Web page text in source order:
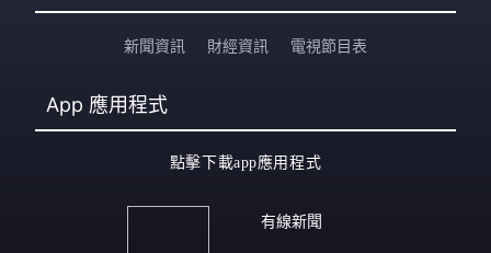
新聞資訊 財經資訊 電視節目表
App 應用程式
點擊下載app應用程式
有線新聞